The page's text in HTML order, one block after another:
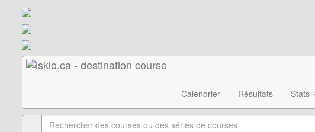
Calendrier Résultats Stats